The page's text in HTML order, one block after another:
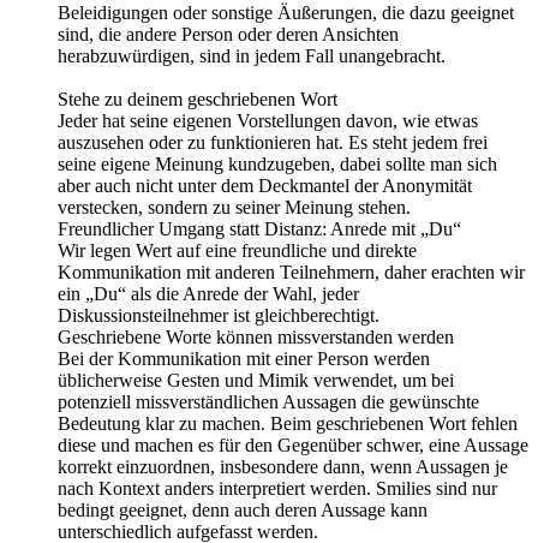
Beleidigungen oder sonstige Äußerungen, die dazu geeignet
sind, die andere Person oder deren Ansichten
herabzuwürdigen, sind in jedem Fall unangebracht.
Stehe zu deinem geschriebenen Wort
Jeder hat seine eigenen Vorstellungen davon, wie etwas
auszusehen oder zu funktionieren hat. Es steht jedem frei
seine eigene Meinung kundzugeben, dabei sollte man sich
aber auch nicht unter dem Deckmantel der Anonymität
verstecken, sondern zu seiner Meinung stehen.
Freundlicher Umgang statt Distanz: Anrede mit „Du“
Wir legen Wert auf eine freundliche und direkte
Kommunikation mit anderen Teilnehmern, daher erachten wir
ein „Du“ als die Anrede der Wahl, jeder
Diskussionsteilnehmer ist gleichberechtigt.
Geschriebene Worte können missverstanden werden
Bei der Kommunikation mit einer Person werden
üblicherweise Gesten und Mimik verwendet, um bei
potenziell missverständlichen Aussagen die gewünschte
Bedeutung klar zu machen. Beim geschriebenen Wort fehlen
diese und machen es für den Gegenüber schwer, eine Aussage
korrekt einzuordnen, insbesondere dann, wenn Aussagen je
nach Kontext anders interpretiert werden. Smilies sind nur
bedingt geeignet, denn auch deren Aussage kann
unterschiedlich aufgefasst werden.